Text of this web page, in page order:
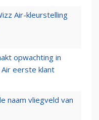
Air-kleurstelling
opwachting in
Air eerste klant
naam vliegveld van